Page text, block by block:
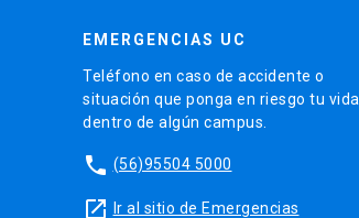
EMERGENCIAS UC
Teléfono en caso de accidente o
situación que ponga en riesgo tu vida
dentro de algún campus.
phone (56)95504 5000
launch Ir al sitio de Emergencias